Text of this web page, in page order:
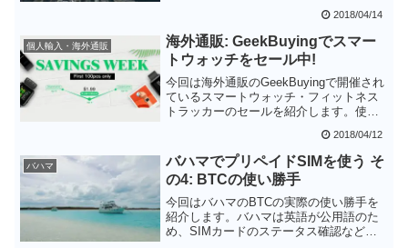
イが中心でプリペイドSIMカードは少な
いようです。また、プリペイドSIMカー
ドを入手してもデータ通信を行うには数
千円の負担が必要そうです。
2018/04/14
個人輸入・海外通販
海外通販: GeekBuyingでスマー
トウォッチをセール中!
今回は海外通販のGeekBuyingで開催され
ているスマートウォッチ・フィットネス
トラッカーのセールを紹介します。使い
ると、中華デバイスデビューにお勧めで
きるのはHuaweiとXiaomi (AMAZFIT)のデ
バイスです
2018/04/12
バハマ
バハマでプリペイドSIMを使う そ
の4: BTCの使い勝手
今回はバハマのBTCの実際の使い勝手を
紹介します。バハマは英語が公用語のた
め、SIMカードのステータス確認などは